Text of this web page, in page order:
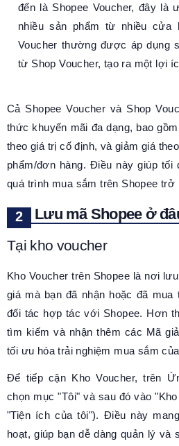
đến là Shopee Voucher, đây là
nhiều sản phẩm từ nhiều cửa
Voucher thường được áp dụng
từ Shop Voucher, tạo ra một lợi
Cả Shopee Voucher và Shop
thức khuyến mãi đa dạng, bao
theo giá trị cố định, và giảm giá
phẩm/đơn hàng. Điều này giúp
quá trình mua sắm trên Shopee trở
Lưu mã Shopee ở
Tại kho voucher
Kho Voucher trên Shopee là nơi
giá mà bạn đã nhận hoặc đã
đối tác hợp tác với Shopee. Hơn
tìm kiếm và nhận thêm các Mã
tối ưu hóa trải nghiệm mua sắm
Để tiếp cận Kho Voucher, trên
chọn mục "Tôi" và sau đó vào
"Tiện ích của tôi"). Điều này
hoạt, giúp bạn dễ dàng quản lý và